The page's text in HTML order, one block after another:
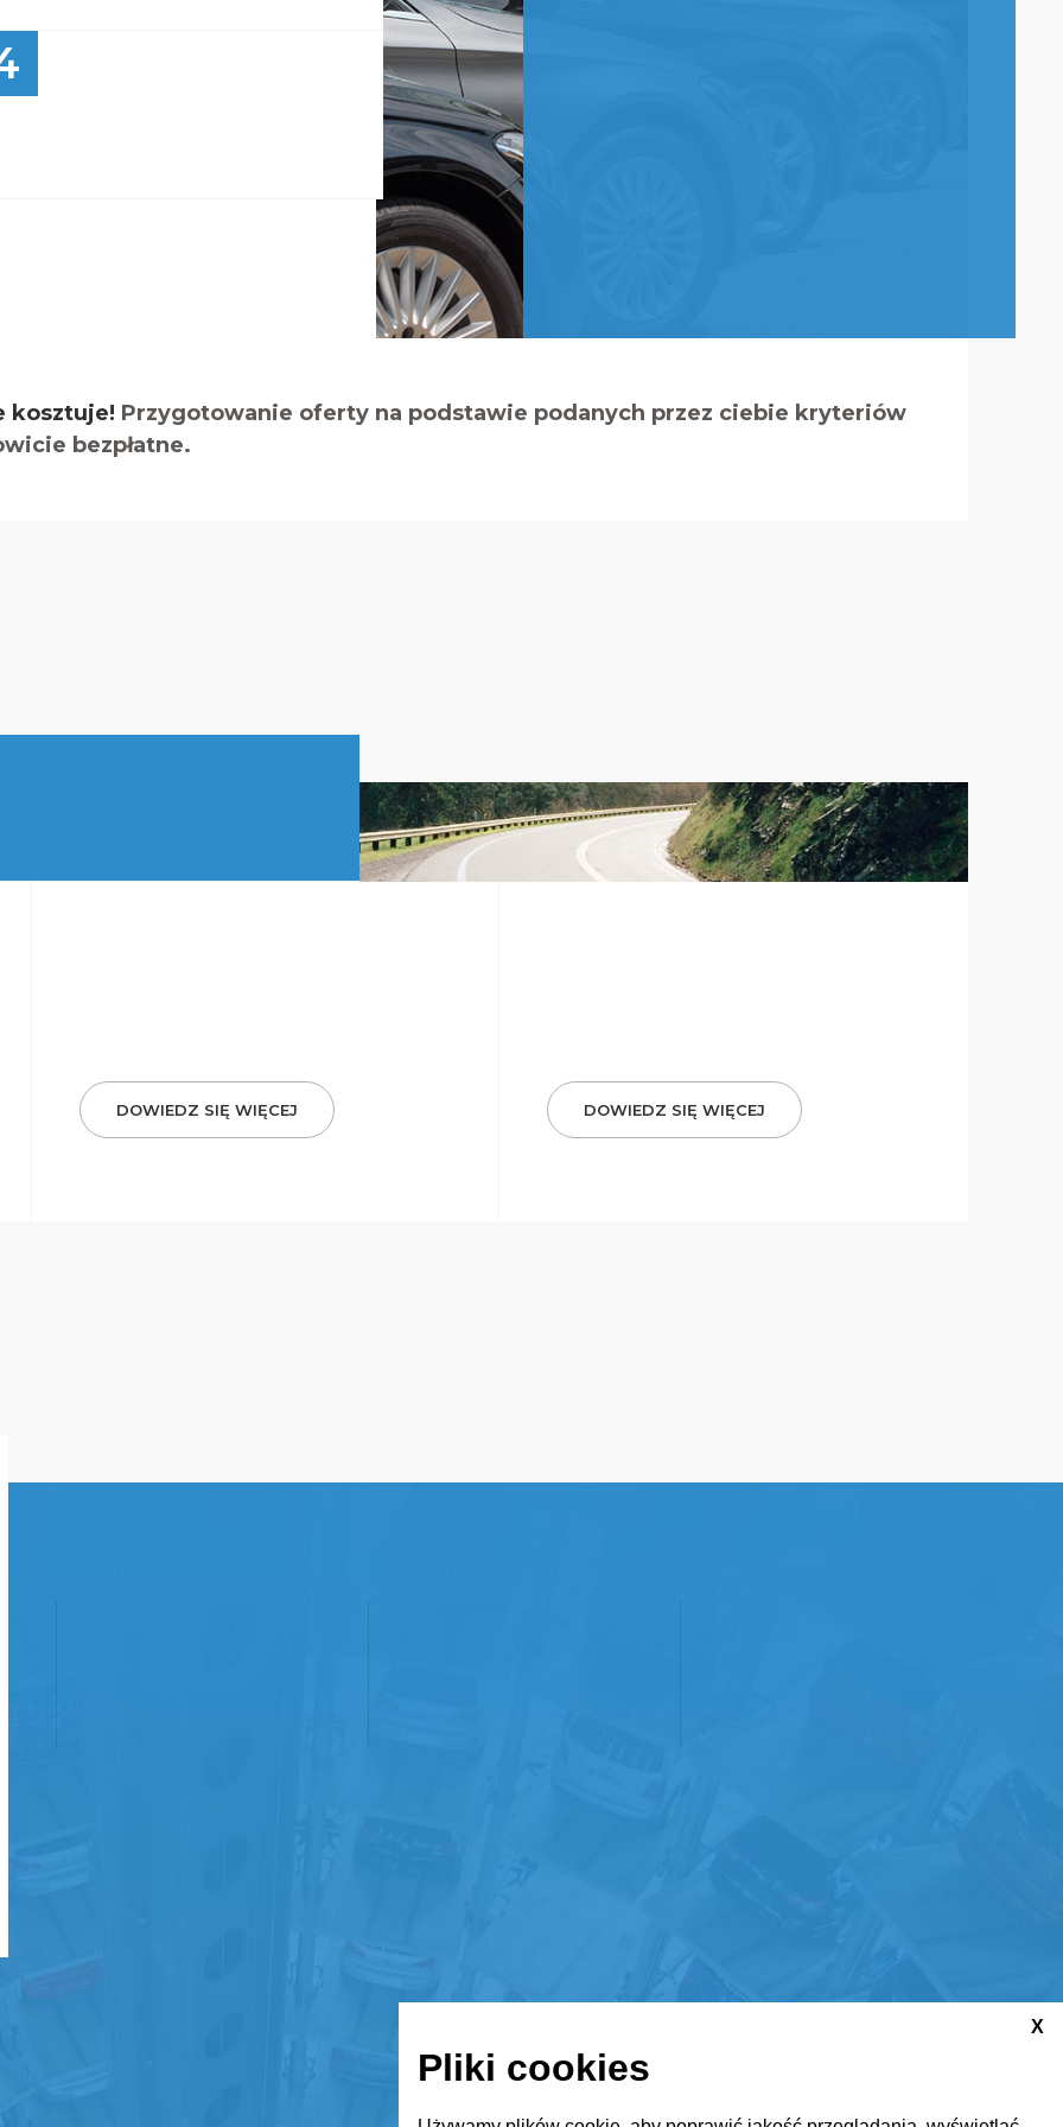
kosztuje! Przygotowanie oferty na podstawie podanych przez ciebie kryteriów
bezpłatne.
DOWIEDZ SIĘ WIĘCEJ DOWIEDZ SIĘ WIĘCEJ
X
Pliki cookies